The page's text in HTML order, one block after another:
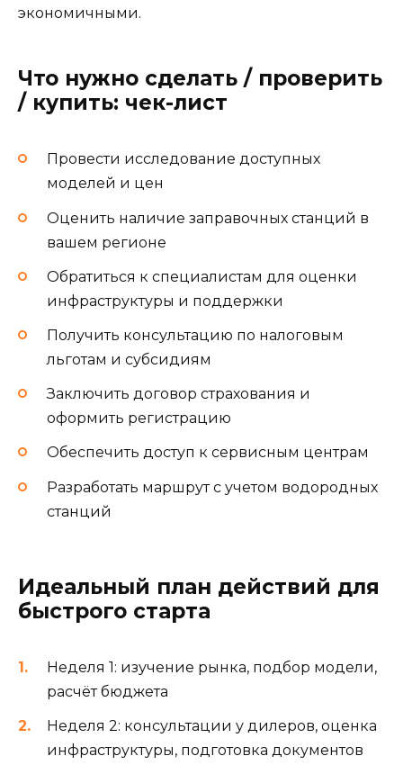
экономичными.
Что нужно сделать / проверить
/ купить: чек-лист
Провести исследование доступных
моделей и цен
Оценить наличие заправочных станций в
вашем регионе
Обратиться к специалистам для оценки
инфраструктуры и поддержки
Получить консультацию по налоговым
льготам и субсидиям
Заключить договор страхования и
оформить регистрацию
Обеспечить доступ к сервисным центрам
Разработать маршрут с учетом водородных
станций
Идеальный план действий для
быстрого старта
Неделя 1: изучение рынка, подбор модели,
расчёт бюджета
Неделя 2: консультации у дилеров, оценка
инфраструктуры, подготовка документов